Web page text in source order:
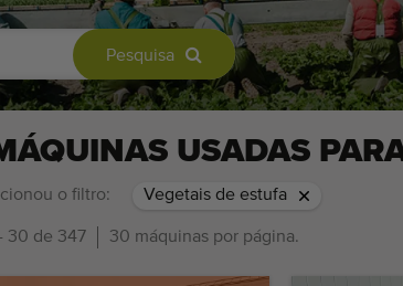
Pesquisa
USADAS
o filtro: Vegetais de estufa
30 de 347 30 máquinas por página.